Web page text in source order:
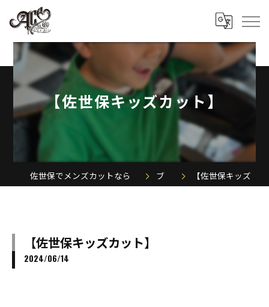
【佐世保キッズカット】
ブログ 【佐世保キッズカット】
【佐世保キッズカット】
2024/06/14